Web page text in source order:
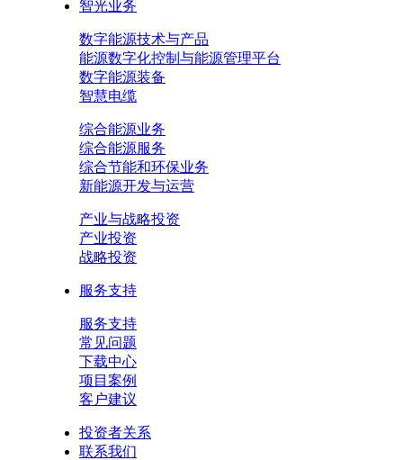
智光业务
数字能源技术与产品
能源数字化控制与能源管理平台
数字能源装备
智慧电缆
综合能源业务
综合能源服务
综合节能和环保业务
新能源开发与运营
产业与战略投资
产业投资
战略投资
服务支持
服务支持
常见问题
下载中心
项目案例
客户建议
投资者关系
联系我们